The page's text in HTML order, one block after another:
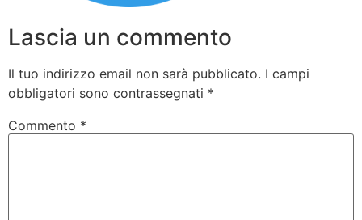
Lascia un commento
Il tuo indirizzo email non sarà pubblicato. I campi
obbligatori sono contrassegnati *
Commento *